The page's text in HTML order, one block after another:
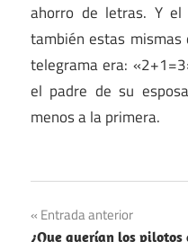
ahorro de letras. Y
también estas mismas
telegrama era:
el padre de su
menos a la primera.
Navegación
Entrada anterior
¿Que querían los pilotos